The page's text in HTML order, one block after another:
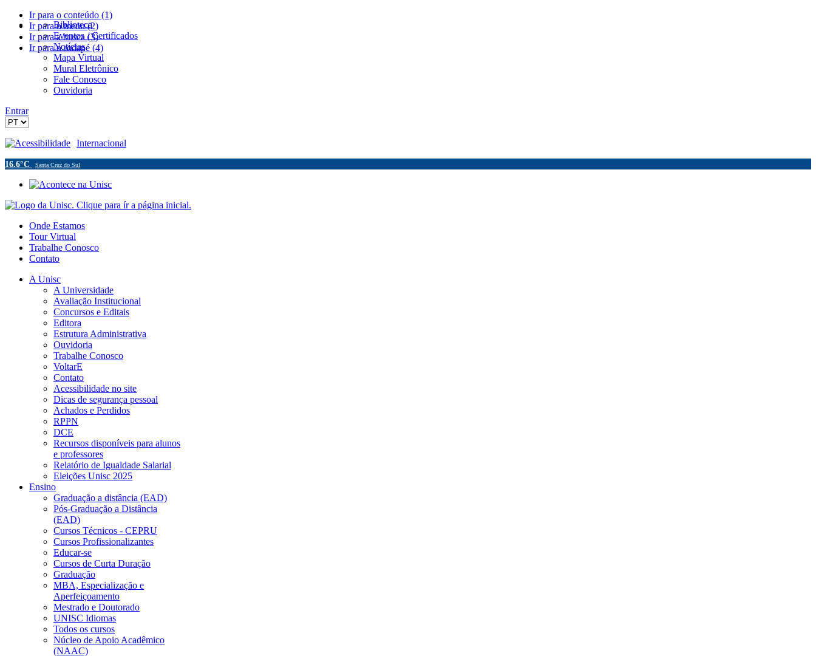
Ir para o conteúdo (1)
Ir para o menu (2)
Ir para a busca (3)
Ir para o rodapé (4)
Biblioteca
Eventos / Certificados
Notícias
Mapa Virtual
Mural Eletrônico
Fale Conosco
Ouvidoria
Entrar
Acessibilidade Internacional
16.6°C Santa Cruz do Sul
Onde Estamos
Tour Virtual
Trabalhe Conosco
Contato
A Unisc
A Universidade
Avaliação Institucional
Concursos e Editais
Editora
Estrutura Administrativa
Ouvidoria
Trabalhe Conosco
VoltarE
Contato
Acessibilidade no site
Dicas de segurança pessoal
Achados e Perdidos
RPPN
DCE
Recursos disponíveis para alunos
e professores
Relatório de Igualdade Salarial
Eleições Unisc 2025
Ensino
Graduação a distância (EAD)
Pós-Graduação a Distância
(EAD)
Cursos Técnicos - CEPRU
Cursos Profissionalizantes
Educar-se
Cursos de Curta Duração
Graduação
MBA, Especialização e
Aperfeiçoamento
Mestrado e Doutorado
UNISC Idiomas
Todos os cursos
Núcleo de Apoio Acadêmico
(NAAC)